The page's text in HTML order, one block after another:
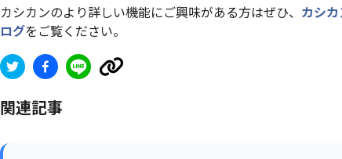
カシカンのより詳しい機能にご興味がある方はぜひ、 カシ
ログをご覧ください。
関連記事